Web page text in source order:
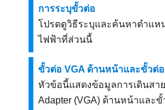
การระบุขั้วต่อ
โปรดดูวิธีระบุและค้นหาตำแห
ไฟฟ้าที่ส่วนนี้
ขั้วต่อ VGA ด้านหน้าและขั้วต่
หัวข้อนี้แสดงข้อมูลการเดินสา
Adapter (VGA) ด้านหน้าและ